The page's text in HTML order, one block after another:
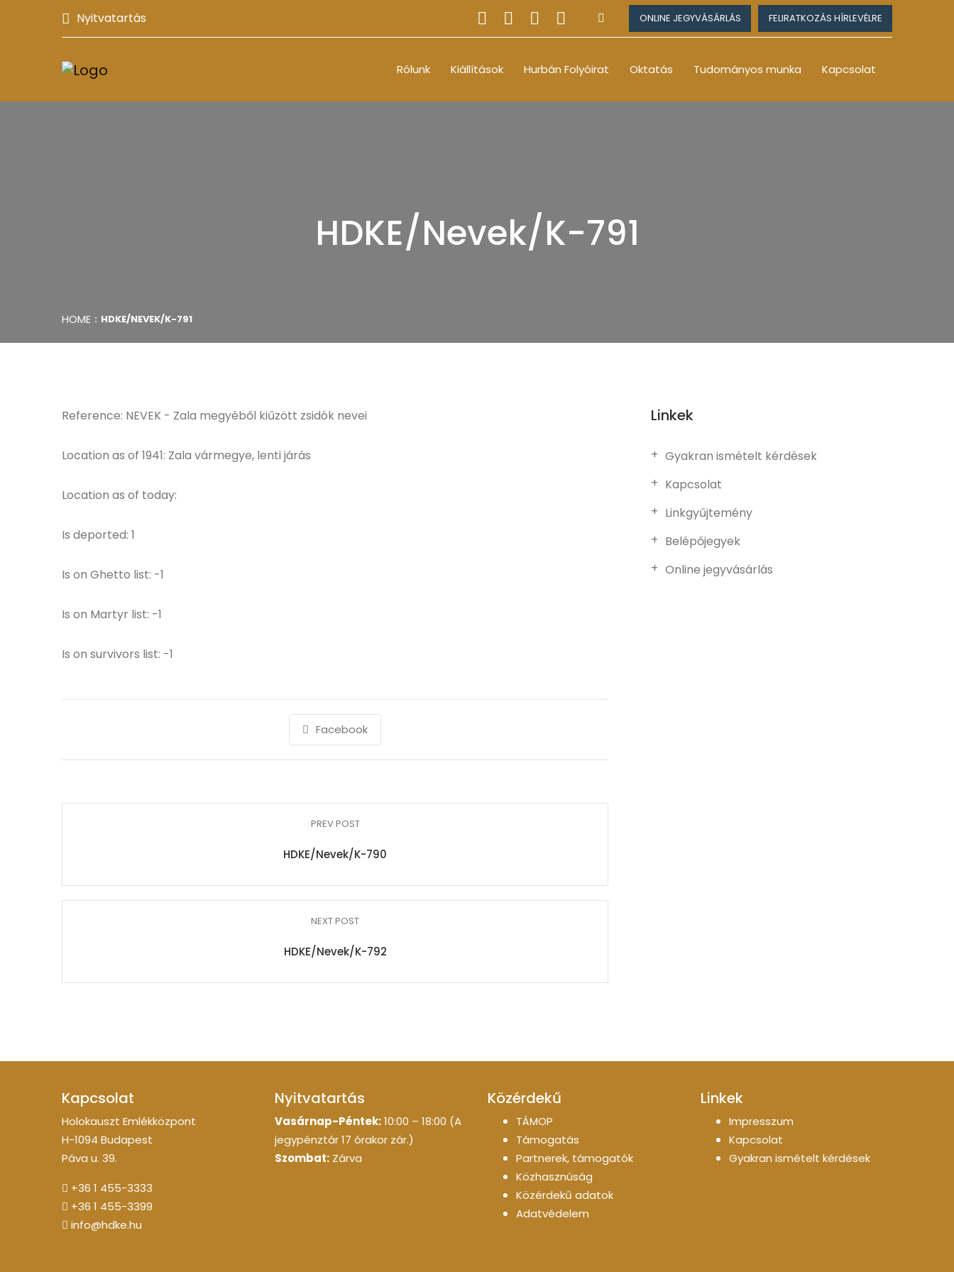
Nyitvatartás ONLINE JEGYVÁSÁRLÁS FELIRATKOZÁS HÍRLEVÉLRE
Rólunk Kiállítások Hurbán Folyóirat Oktatás Tudományos munka Kapcsolat
HDKE/Nevek/K-791
HOME HDKE/NEVEK/K-791
Reference: NEVEK - Zala megyéből kiűzött zsidók nevei
Location as of 1941: Zala vármegye, lenti járás
Location as of today:
Is deported: 1
Is on Ghetto list: -1
Is on Martyr list: -1
Is on survivors list: -1
Facebook
PREV POST
HDKE/Nevek/K-790
NEXT POST
HDKE/Nevek/K-792
Linkek
Gyakran ismételt kérdések
Kapcsolat
Linkgyűjtemény
Belépőjegyek
Online jegyvásárlás
Kapcsolat
Holokauszt Emlékközpont
H-1094 Budapest
Páva u. 39.
+36 1 455-3333
+36 1 455-3399
info@hdke.hu
Nyitvatartás
Vasárnap-Péntek:10:00 – 18:00 (A
jegypénztár 17 órakor zár.)
Szombat: Zárva
Közérdekű
TÁMOP
Támogatás
Partnerek, támogatók
Közhasznúság
Közérdekű adatok
Adatvédelem
Linkek
Impresszum
Kapcsolat
Gyakran ismételt kérdések